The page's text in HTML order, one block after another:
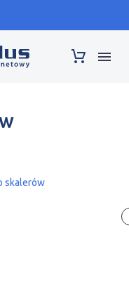
F2.42 - 17-19.09
skalerów